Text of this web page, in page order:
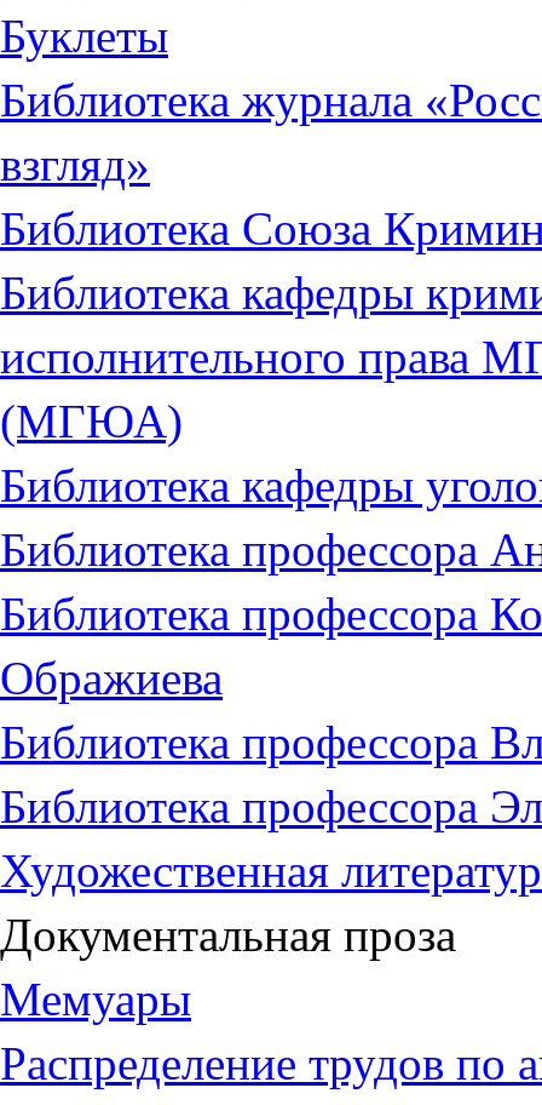
Буклеты
Библиотека журнала
взгляд»
Библиотека Союза
Библиотека кафедры
исполнительного
(МГЮА)
Библиотека кафедры
Библиотека профессора
Библиотека профессора
Ображиева
Библиотека профессора
Библиотека профессора
Художественная
Документальная проза
Мемуары
Распределение трудов по